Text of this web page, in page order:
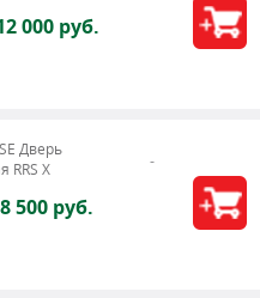
000 руб.
Дверь
RRS X
8 500 руб.